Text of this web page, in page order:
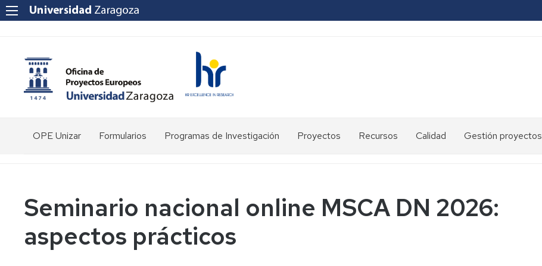
OPE Unizar
Personal
Herramientas
Formularios Programas de Investigación Proyectos
2020
Recursos Calidad
Carta
de
Gestión proyectos
Seminario nacional online MSCA DN 2026:
aspectos prácticos